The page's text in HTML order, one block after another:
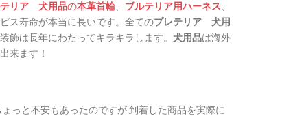
テリア 犬用品の本革首輪、 ブルテリア用ハーネス
ス寿命が本当に長いです。全てのプレテリア 犬用
は長年にわたってキラキラします。 犬用品は海外
来ます ！
っと不安もあったのですが 到着した商品を実際に